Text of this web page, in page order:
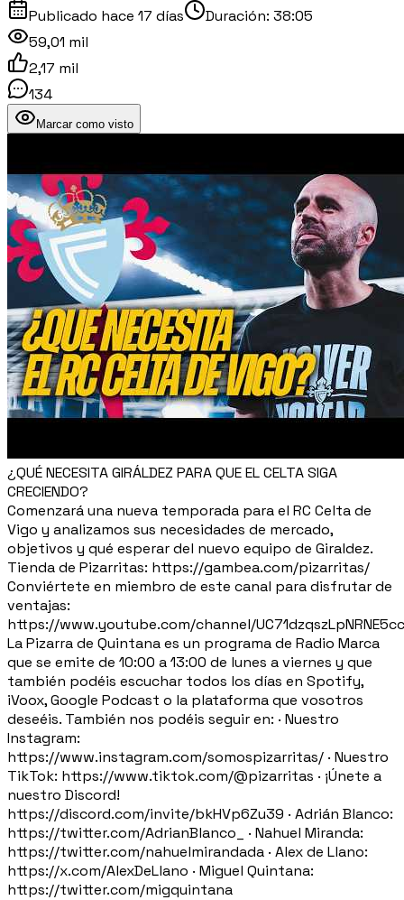
Publicado hace 17 días Duración: 38:05
59,01 mil
2,17 mil
134
Marcar como visto
¿QUÉ NECESITA GIRÁLDEZ PARA QUE EL CELTA SIGA
CRECIENDO?
Comenzará una nueva temporada para el RC Celta de
Vigo y analizamos sus necesidades de mercado,
objetivos y qué esperar del nuevo equipo de Giraldez.
Tienda de Pizarritas: https://gambea.com/pizarritas/
Conviértete en miembro de este canal para disfrutar de
ventajas:
https://www.youtube.com/channel/
La Pizarra de Quintana es un programa de Radio Marca
que se emite de 10:00 a 13:00 de lunes a viernes y que
también podéis escuchar todos los días en Spotify,
iVoox, Google Podcast o la plataforma que vosotros
deseéis. También nos podéis seguir en: · Nuestro
Instagram:
https://www.instagram.com/somospizarritas/ · Nuestro
TikTok: https://www.tiktok.com/@pizarritas · ¡Únete a
nuestro Discord!
https://discord.com/invite/bkHVp6Zu39 · Adrián Blanco:
https://twitter.com/AdrianBlanco_ · Nahuel Miranda:
https://twitter.com/nahuelmirandada · Alex de Llano:
https://x.com/AlexDeLlano · Miguel Quintana:
https://twitter.com/migquintana